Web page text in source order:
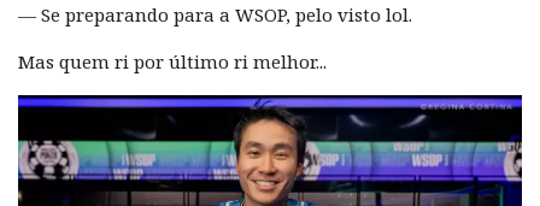
— Se preparando para a WSOP, pelo visto lol.
Mas quem ri por último ri melhor...